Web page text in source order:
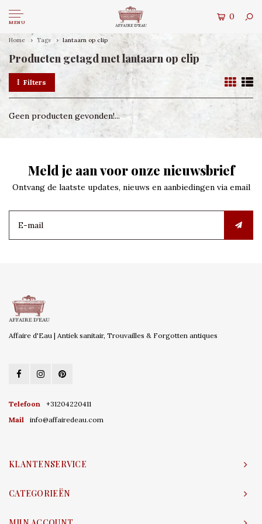
MENU
0
Home Tags lantaarn op clip
Producten getagd met lantaarn op clip
Filters
Geen producten gevonden!...
Meld je aan voor onze nieuwsbrief
Ontvang de laatste updates, nieuws en aanbiedingen via email
Affaire d'Eau | Antiek sanitair, Trouvailles & Forgotten antiques
Telefoon
+31204220411
Mail
info@affairedeau.com
KLANTENSERVICE
CATEGORIEËN